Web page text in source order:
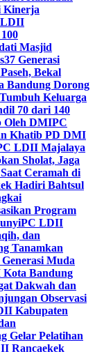
Kinerja
LDII
Masjid
37 Generasi
Bekal
Bandung Dorong
Keluarga
70 dari 140
Oleh DMIPC
Khatib PD DMI
LDII Majalaya
Sholat, Jaga
Ceramah di
Hadiri Bahtsul
Program
PC LDII
dan
Tanamkan
Muda
Bandung
Dakwah dan
Observasi
Kabupaten
Gelar Pelatihan
Rancaekek